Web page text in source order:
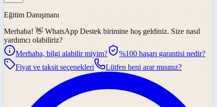
Eğitim Danışmanı
Merhaba! 👋 WhatsApp Destek birimine hoş geldiniz. Size nasıl
yardımcı olabiliriz?
Merhaba, bilgi alabilir miyim?
%100 başarı garantisi nedir?
Fiyat ve taksit seçenekleri
Lütfen beni arar mısınız?